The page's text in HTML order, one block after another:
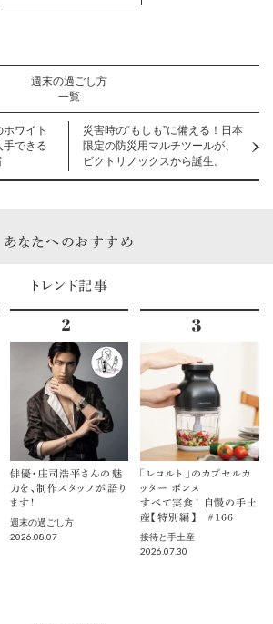
週末の過ごし方
一覧
ワイト
手できる
災害時の“もしも”に備える！日本
限定の防災用マルチツールが、
ビクトリノックスから誕生。
あなたへのおすすめ
トレンド記事
俳優・庄司浩平さんの魅
力を、制作スタッフが語り
ます！
週末の過ごし方
2026.08.07
「レコルト」のカプセルカ
ッター ボンヌ
すべて実食！ 自慢の手土
産【特別編】 ＃166
接待と手土産
2026.07.30